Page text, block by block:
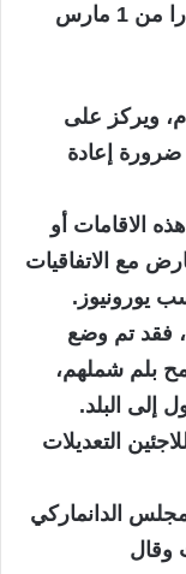
1 مارس
1 مارس القادم، ويركز على
إعادة
الاقامات أو
مع الاتفاقيات
يورونيوز.
فقد تم وضع
بلم شملهم،
إلى البلد.
التعديلات
الدانماركي
وقال